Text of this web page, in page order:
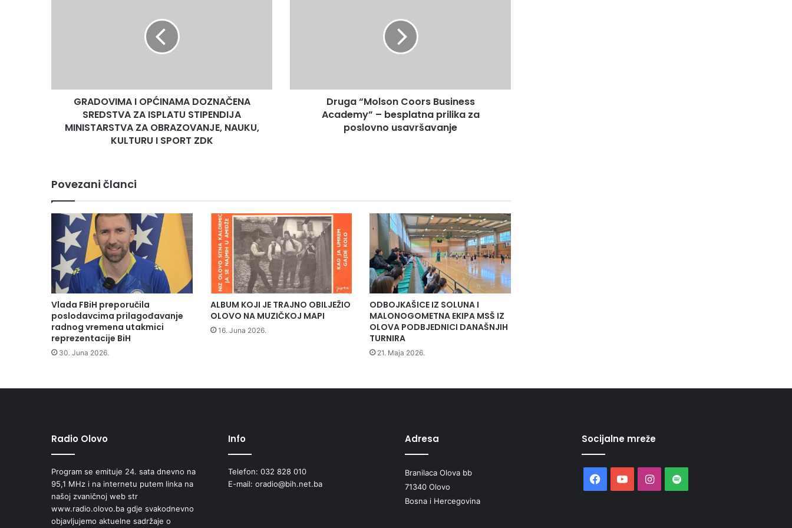
MINISTARSTVA
OBRAZOVANJE,
NAUKU,
GRADOVIMA I OPĆINAMA DOZNAČENA
SREDSTVA ZA ISPLATU STIPENDIJA
MINISTARSTVA ZA OBRAZOVANJE, NAUKU,
KULTURU I SPORT ZDK
za
usavršavanje
Druga “Molson Coors Business
Academy” – besplatna prilika za
poslovno usavršavanje
Povezani članci
Vlada FBiH preporučila
poslodavcima prilagođavanje
radnog vremena utakmici
reprezentacije BiH
30. Juna 2026.
ALBUM KOJI JE TRAJNO OBILJEŽIO
OLOVO NA MUZIČKOJ MAPI
16. Juna 2026.
ODBOJKAŠICE IZ SOLUNA I
MALONOGOMETNA EKIPA MSŠ IZ
OLOVA PODBJEDNICI DANAŠNJIH
TURNIRA
21. Maja 2026.
Radio Olovo
Program se emituje 24. sata dnevno na
95,1 MHz i na internetu putem linka na
našoj zvaničnoj web str
www.radio.olovo.ba gdje svakodnevno
objavljujemo aktuelne sadržaje o
Info
Telefon: 032 828 010
E-mail: oradio@bih.net.ba
Adresa
Branilaca Olova bb
71340 Olovo
Bosna i Hercegovina
Socijalne mreže
Facebook
YouTubeInstagram
Spotify